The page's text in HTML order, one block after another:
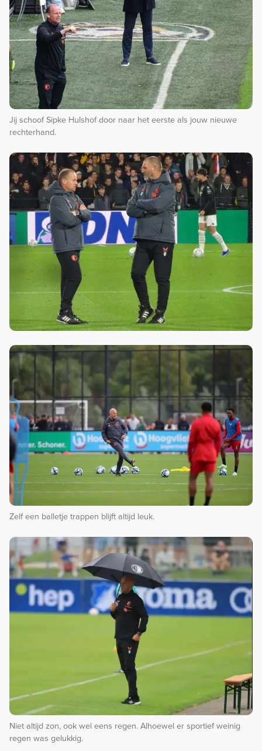
Jij schoof Sipke Hulshof door naar het eerste als jouw nieuwe
rechterhand.
Zelf een balletje trappen blijft altijd leuk.
Niet altijd zon, ook wel eens regen. Alhoewel er sportief weinig
regen was gelukkig.